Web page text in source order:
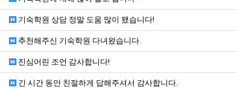
기숙학원 상담 정말 도움 많이 됐습니다!
추천해주신 기숙학원 다녀왔습니다.
진심어린 조언 감사합니다!
긴 시간 동안 친절하게 답해주셔서 감사합니다.